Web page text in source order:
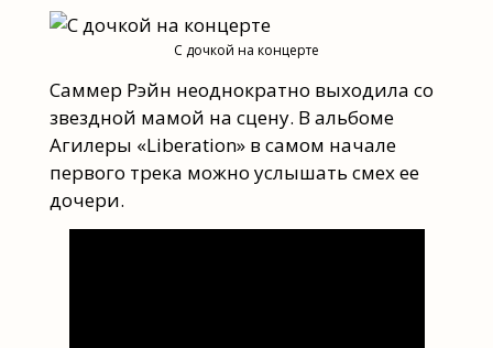
С дочкой на концерте
Саммер Рэйн неоднократно выходила со
звездной мамой на сцену. В альбоме
Агилеры «Liberation» в самом начале
первого трека можно услышать смех ее
дочери.